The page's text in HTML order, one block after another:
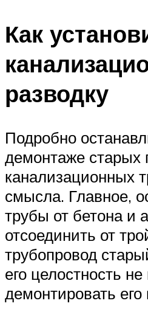
Как
разводку
Подробно
демонтаже старых
канализационных
смысла. Главное,
трубы от бетона и
отсоединить от
трубопровод
его целостность
демонтировать